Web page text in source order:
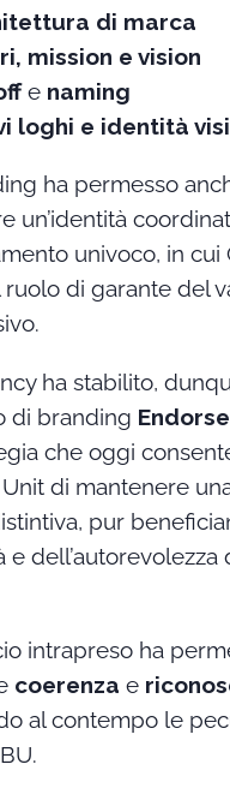
di marca
mission e vision
e naming
loghi e identità
ha permesso
un’identità
univoco, in cui
ruolo di garante del
ha stabilito,
di branding
che oggi
di mantenere
pur
e dell’autorevolezza
intrapreso ha
coerenza e
al contempo le